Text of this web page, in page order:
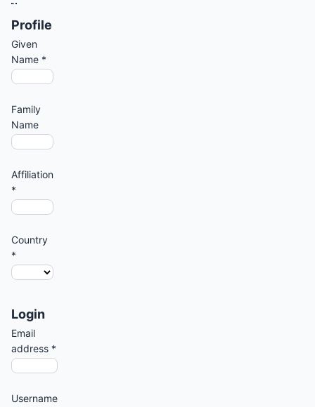
Profile
Given
Name *
Family
Name
Affiliation
*
Country
*
Login
Email
address *
Username